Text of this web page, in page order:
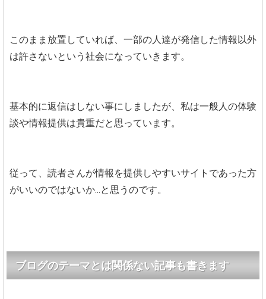
このまま放置していれば、一部の人達が発信した情報以外
は許さないという社会になっていきます。
基本的に返信はしない事にしましたが、私は一般人の体験
談や情報提供は貴重だと思っています。
従って、読者さんが情報を提供しやすいサイトであった方
がいいのではないか...と思うのです。
ブログのテーマとは関係ない記事も書きます